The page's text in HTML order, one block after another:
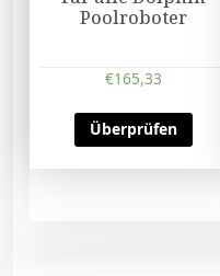
Poolroboter
€165,33
Überprüfen